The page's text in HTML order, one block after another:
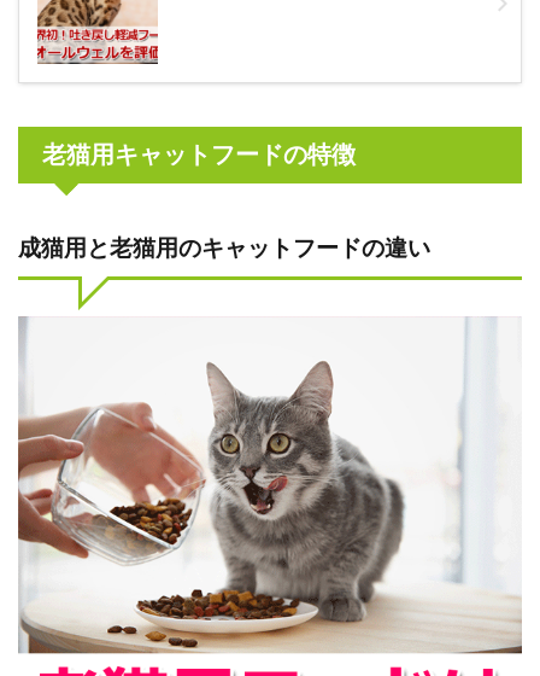
老猫用キャットフードの特徴
成猫用と老猫用のキャットフードの違い